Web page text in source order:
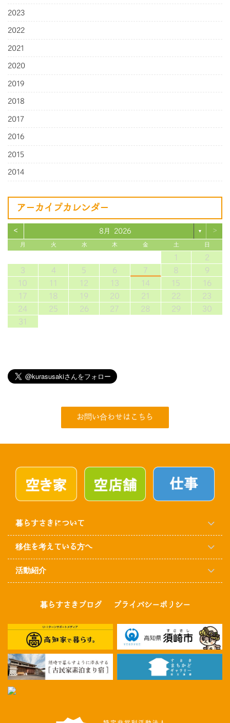
2023
2022
2021
2020
2019
2018
2017
2016
2015
2014
アーカイブカレンダー
< 8月 2026 ▼ >
月 火 水 木 金 土 日
1
2
3
4 5 6 7 8
9
10
11 12 13 14 15
16
17
18 19 20 21 22
23
24
25 26 27 28 29
30
31
お問い合わせはこちら
暮らすさきについて
移住を考えている方へ
活動紹介
暮らすさきブログ プライバシーポリシー